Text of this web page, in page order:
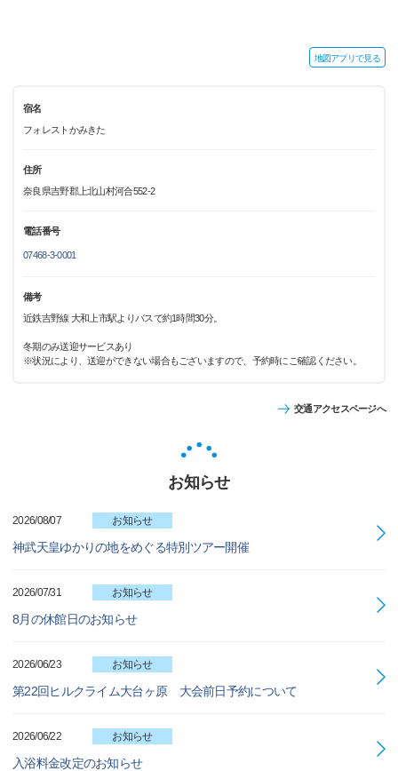
地図アプリで見る
宿名
フォレストかみきた
住所
奈良県吉野郡上北山村河合552-2
電話番号
07468-3-0001
備考
近鉄吉野線 大和上市駅よりバスで約1時間30分。
冬期のみ送迎サービスあり
※状況により、送迎ができない場合もございますので、予約時にご確認ください。
交通アクセスページへ
お知らせ
2026/08/07 お知らせ
神武天皇ゆかりの地をめぐる特別ツアー開催
2026/07/31 お知らせ
8月の休館日のお知らせ
2026/06/23 お知らせ
第22回ヒルクライム大台ヶ原 大会前日予約について
2026/06/22 お知らせ
入浴料金改定のお知らせ